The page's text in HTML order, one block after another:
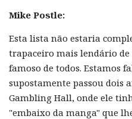
Mike Postle:
Esta lista não estaria
trapaceiro mais lendário
famoso de todos. Estamos
supostamente passou dois
Gambling Hall, onde ele
"embaixo da manga" que